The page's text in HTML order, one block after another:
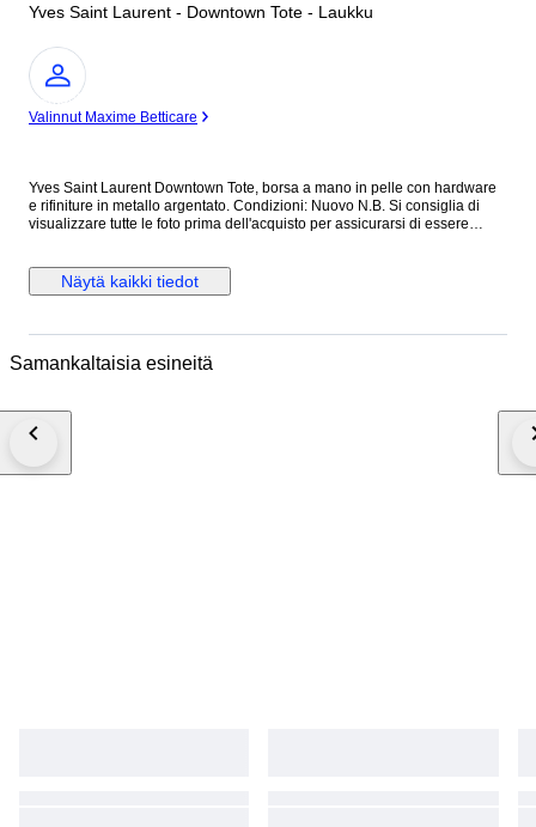
Yves Saint Laurent - Downtown Tote - Laukku
asiantuntija
Valinnut Maxime Betticare
Yves Saint Laurent Downtown Tote, borsa a mano in pelle con hardware
e rifiniture in metallo argentato. Condizioni: Nuovo N.B. Si consiglia di
visualizzare tutte le foto prima dell'acquisto per assicurarsi di essere
INV.1189/25 MAR25145021
Näytä kaikki tiedot
Samankaltaisia esineitä